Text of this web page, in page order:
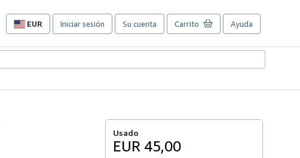
EUR
Preferencias
compra
sitio.
Iniciar sesión Su cuenta Carrito Ayuda
Usado
EUR 45,00